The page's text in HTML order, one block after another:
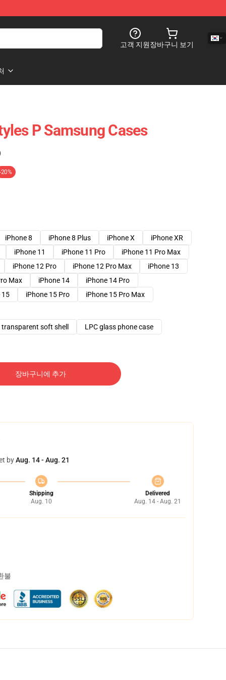
고객 지원장바구니 보기
P Samsung Cases
-20%
iPhone 8 iPhone 8 Plus iPhone X
iPhone XR
iPhone 11 iPhone 11 Pro
iPhone 11 Pro Max
iPhone 12 Pro iPhone 12 Pro Max
iPhone 13
Max iPhone 14
iPhone 14 Pro
15 iPhone 15 Pro
iPhone 15 Pro Max
transparent soft shell LPC glass phone case
장바구니에 추가
byAug. 14 - Aug. 21
Shipping
Aug. 10
Delivered
Aug. 14 - Aug. 21
불